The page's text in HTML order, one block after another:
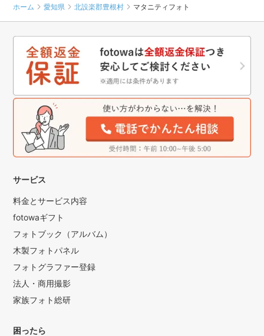
ホーム 愛知県 北設楽郡豊根村 マタニティフォト
サービス
料金とサービス内容
fotowaギフト
フォトブック（アルバム）
木製フォトパネル
フォトグラファー登録
法人・商用撮影
家族フォト総研
困ったら